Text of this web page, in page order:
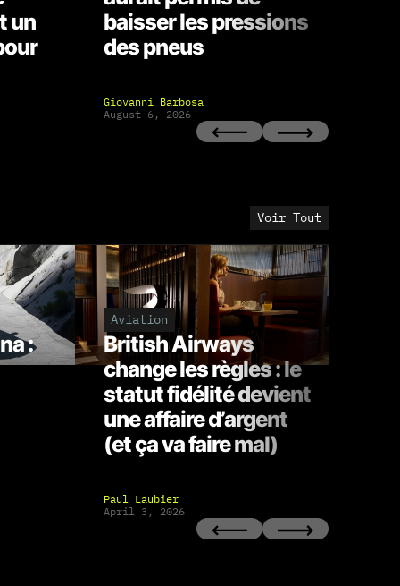
un
baisser les pressions
des pneus
Giovanni Barbosa
August 6, 2026
Voir Tout
:
Aviation
British Airways
change les règles : le
statut fidélité devient
une affaire d’argent
(et ça va faire mal)
Paul Laubier
April 3, 2026